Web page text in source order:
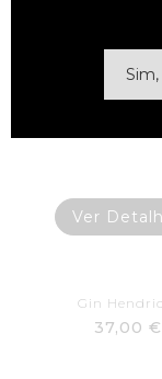
Gin De
Ver
Gin
37,00 €